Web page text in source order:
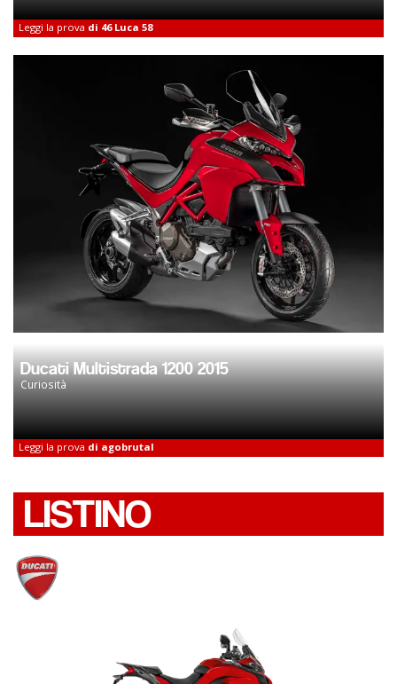
Leggi la prova di 46 Luca 58
Ducati Multistrada 1200 2015
Curiosità
Leggi la prova di agobrutal
LISTINO